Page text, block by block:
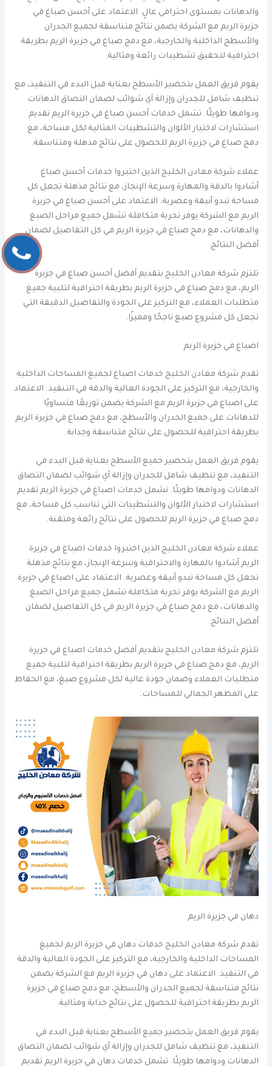
والدهانات بمستوى احترافي عالٍ. الاعتماد على أحسن صباغ في
جزيرة الريم مع الشركة يضمن نتائج متناسقة لجميع الجدران
والأسطح الداخلية والخارجية، مع دمج صباغ في جزيرة الريم بطريقة
احترافية لتحقيق تشطيبات رائعة ومثالية.
يقوم فريق العمل بتحضير الأسطح بعناية قبل البدء في التنفيذ، مع
تنظيف شامل للجدران وإزالة أي شوائب لضمان التصاق الدهانات
ودوامها طويلًا. تشمل خدمات أحسن صباغ في جزيرة الريم تقديم
استشارات لاختيار الألوان والتشطيبات المثالية لكل مساحة، مع
دمج صباغ في جزيرة الريم للحصول على نتائج مذهلة ومتناسقة.
عملاء شركة معادن الخليج الذين اختبروا خدمات أحسن صباغ
أشادوا بالدقة والمهارة وسرعة الإنجاز، مع نتائج مذهلة تجعل كل
مساحة تبدو أنيقة وعصرية. الاعتماد على أحسن صباغ في جزيرة
الريم مع الشركة يوفر تجربة متكاملة تشمل جميع مراحل الصبغ
والدهانات، مع دمج صباغ في جزيرة الريم في كل التفاصيل لضمان
أفضل النتائج.
تلتزم شركة معادن الخليج بتقديم أفضل أحسن صباغ في جزيرة
الريم، مع دمج صباغ في جزيرة الريم بطريقة احترافية لتلبية جميع
متطلبات العملاء، مع التركيز على الجودة والتفاصيل الدقيقة التي
تجعل كل مشروع صبغ ناجحًا ومميزًا.
اصباغ في جزيرة الريم
تقدم شركة معادن الخليج خدمات اصباغ لجميع المساحات الداخلية
والخارجية، مع التركيز على الجودة العالية والدقة في التنفيذ. الاعتماد
على اصباغ في جزيرة الريم مع الشركة يضمن توزيعًا متساويًا
للدهانات على جميع الجدران والأسطح، مع دمج صباغ في جزيرة الريم
بطريقة احترافية للحصول على نتائج متناسقة وجذابة.
يقوم فريق العمل بتحضير جميع الأسطح بعناية قبل البدء في
التنفيذ، مع تنظيف شامل للجدران وإزالة أي شوائب لضمان التصاق
الدهانات ودوامها طويلًا. تشمل خدمات اصباغ في جزيرة الريم تقديم
استشارات لاختيار الألوان والتشطيبات التي تناسب كل مساحة، مع
دمج صباغ في جزيرة الريم للحصول على نتائج رائعة ومتقنة.
عملاء شركة معادن الخليج الذين اختبروا خدمات اصباغ في جزيرة
الريم أشادوا بالمهارة والاحترافية وسرعة الإنجاز، مع نتائج مذهلة
تجعل كل مساحة تبدو أنيقة وعصرية. الاعتماد على اصباغ في جزيرة
الريم مع الشركة يوفر تجربة متكاملة تشمل جميع مراحل الصبغ
والدهانات، مع دمج صباغ في جزيرة الريم في كل التفاصيل لضمان
أفضل النتائج.
تلتزم شركة معادن الخليج بتقديم أفضل خدمات اصباغ في جزيرة
الريم، مع دمج صباغ في جزيرة الريم بطريقة احترافية لتلبية جميع
متطلبات العملاء وضمان جودة عالية لكل مشروع صبغ، مع الحفاظ
على المظهر الجمالي للمساحات.
دهان في جزيرة الريم
تقدم شركة معادن الخليج خدمات دهان في جزيرة الريم لجميع
المساحات الداخلية والخارجية، مع التركيز على الجودة العالية والدقة
في التنفيذ. الاعتماد على دهان في جزيرة الريم مع الشركة يضمن
نتائج متناسقة لجميع الجدران والأسطح، مع دمج صباغ في جزيرة
الريم بطريقة احترافية للحصول على نتائج جذابة ومثالية.
يقوم فريق العمل بتحضير جميع الأسطح بعناية قبل البدء في
التنفيذ، مع تنظيف شامل للجدران وإزالة أي شوائب لضمان التصاق
الدهانات ودوامها طويلًا. تشمل خدمات دهان في جزيرة الريم تقديم